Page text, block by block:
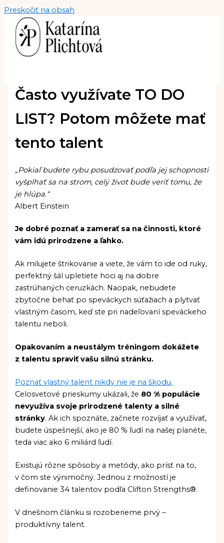
Preskočiť na obsah
Často využívate TO DO
LIST? Potom môžete mať
tento talent
„Pokiaľ budete rybu posudzovať podľa jej schopnosti
vyšplhať sa na strom, celý život bude veriť tomu, že
je hlúpa.“
Albert Einstein
Je dobré poznať a zamerať sa na činnosti, ktoré
vám idú prirodzene a ľahko.
Ak milujete štrikovanie a viete, že vám to ide od ruky,
perfektný šál upletiete hoci aj na dobre
zastrúhaných ceruzkách. Naopak, nebudete
zbytočne behať po speváckych súťažiach a plytvať
vlastným časom, keď ste pri nadeľovaní speváckeho
talentu neboli.
Opakovaním a neustálym tréningom dokážete
z talentu spraviť vašu silnú stránku.
Poznať vlastný talent nikdy nie je na škodu.
Celosvetové prieskumy ukázali, že 80 % populácie
nevyužíva svoje prirodzené talenty a silné
stránky. Ak ich spoznáte, začnete rozvíjať a využívať,
budete úspešnejší, ako je 80 % ľudí na našej planéte,
teda viac ako 6 miliárd ľudí.
Existujú rôzne spôsoby a metódy, ako prísť na to,
v čom ste výnimočný. Jednou z možností je
definovanie 34 talentov podľa Clifton Strengths®.
V dnešnom článku si rozoberieme prvý –
produktívny talent.